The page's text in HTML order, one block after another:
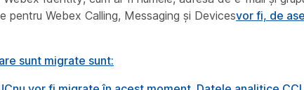
pentru Webex Calling, Messaging și Devicesvor fi, de
sunt migrate sunt: